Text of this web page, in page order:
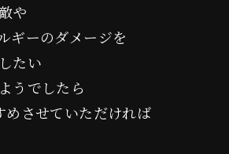
や
ギーのダメージを
たい
うでしたら
めさせていただければ